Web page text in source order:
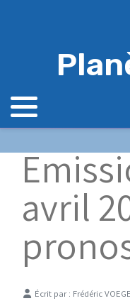
avril
DétailsÉcrit par : Frédéric